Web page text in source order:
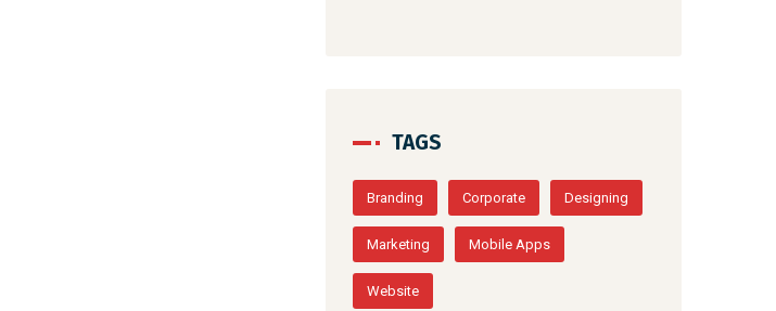
TAGS
Branding Corporate Designing
Marketing Mobile Apps
Website